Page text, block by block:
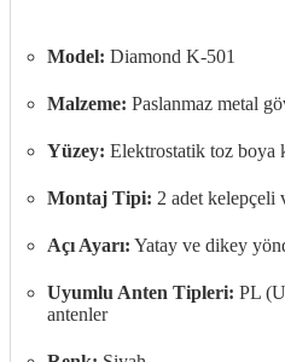
Model: Diamond K-501
Malzeme: Paslanmaz metal
Yüzey: Elektrostatik toz boya
Montaj Tipi: 2 adet kelepçeli
Açı Ayarı: Yatay ve dikey
Uyumlu Anten Tipleri: PL
antenler